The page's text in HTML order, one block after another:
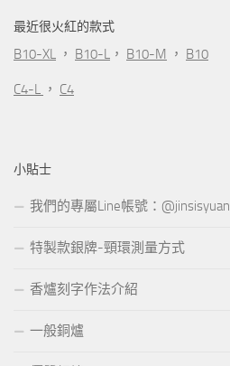
最近很火紅的款式
B10-XL ， B10-L ， B10-M ， B10
C4-L ， C4
小貼士
我們的專屬Line帳號：@jinsisyuan
特製款銀牌-頸環測量方式
香爐刻字作法介紹
一般銅爐